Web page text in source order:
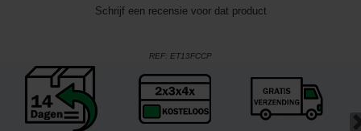
Schrijf een recensie voor dat product
REF: ET13FCCP